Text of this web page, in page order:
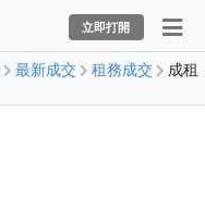
立即打開
最新成交 租務成交
成租